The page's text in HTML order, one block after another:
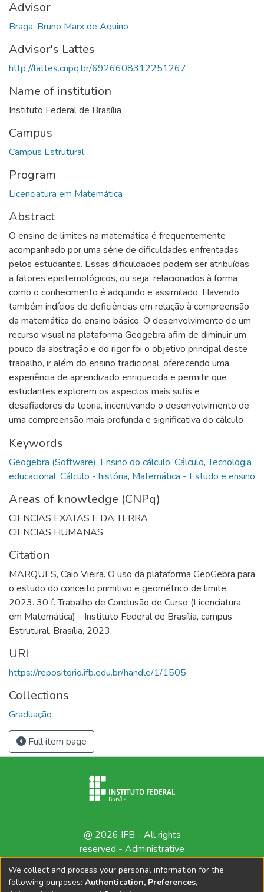
Advisor
Braga, Bruno Marx de Aquino
Advisor's Lattes
http://lattes.cnpq.br/6926608312251267
Name of institution
Instituto Federal de Brasília
Campus
Campus Estrutural
Program
Licenciatura em Matemática
Abstract
O ensino de limites na matemática é frequentemente
acompanhado por uma série de dificuldades enfrentadas
pelos estudantes. Essas dificuldades podem ser atribuídas
a fatores epistemológicos, ou seja, relacionados à forma
como o conhecimento é adquirido e assimilado. Havendo
também indícios de deficiências em relação à compreensão
da matemática do ensino básico. O desenvolvimento de um
recurso visual na plataforma Geogebra afim de diminuir um
pouco da abstração e do rigor foi o objetivo principal deste
trabalho, ir além do ensino tradicional, oferecendo uma
experiência de aprendizado enriquecida e permitir que
estudantes explorem os aspectos mais sutis e
desafiadores da teoria, incentivando o desenvolvimento de
uma compreensão mais profunda e significativa do cálculo
Keywords
Geogebra (Software), Ensino do cálculo, Cálculo,Tecnologia
educacional, Cálculo - história, Matemática - Estudo e ensino
Areas of knowledge (CNPq)
CIENCIAS EXATAS E DA TERRA
CIENCIAS HUMANAS
Citation
MARQUES, Caio Vieira. O uso da plataforma GeoGebra para
o estudo do conceito primitivo e geométrico de limite.
2023. 30 f. Trabalho de Conclusão de Curso (Licenciatura
em Matemática) - Instituto Federal de Brasília, campus
Estrutural. Brasília, 2023.
URI
https://repositorio.ifb.edu.br/handle/1/1505
Collections
Graduação
Full item page
@ 2026 IFB - All rights
reserved - Administrative
We collect and process your personal information for the
following purposes: Authentication, Preferences,